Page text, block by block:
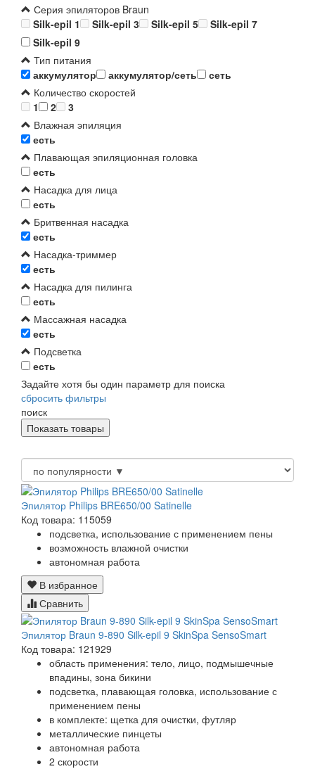
Серия эпиляторов Braun
Silk-epil 1
Silk-epil 3 Silk-epil 5
Silk-epil 7
Silk-epil 9
Тип питания
аккумулятор
аккумулятор/сеть
сеть
Количество скоростей
1
2
3
Влажная эпиляция
есть
Плавающая эпиляционная головка
есть
Насадка для лица
есть
Бритвенная насадка
есть
Насадка-триммер
есть
Насадка для пилинга
есть
Массажная насадка
есть
Подсветка
есть
Задайте хотя бы один параметр для поиска
сбросить фильтры
поиск
Эпилятор Philips BRE650/00 Satinelle
Код товара: 115059
подсветка, использование с применением пены
возможность влажной очистки
автономная работа
В избранное
Сравнить
Эпилятор Braun 9-890 Silk-epil 9 SkinSpa SensoSmart
Код товара: 121929
область применения: тело, лицо, подмышечные
впадины, зона бикини
подсветка, плавающая головка, использование с
применением пены
в комплекте: щетка для очистки, футляр
металлические пинцеты
автономная работа
2 скорости